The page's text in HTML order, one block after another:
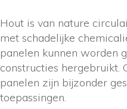
Hout is van nature
met schadelijke
panelen kunnen worden
constructies hergebruikt.
panelen zijn bijzonder
toepassingen.